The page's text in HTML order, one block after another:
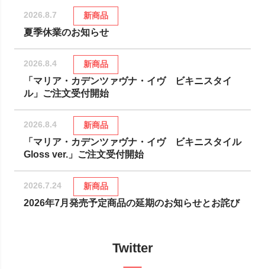
2026.8.7 新商品
夏季休業のお知らせ
2026.8.4 新商品
「マリア・カデンツァヴナ・イヴ ビキニスタイ
ル」ご注文受付開始
2026.8.4 新商品
「マリア・カデンツァヴナ・イヴ ビキニスタイル
Gloss ver.」ご注文受付開始
2026.7.24 新商品
2026年7月発売予定商品の延期のお知らせとお詫び
Twitter